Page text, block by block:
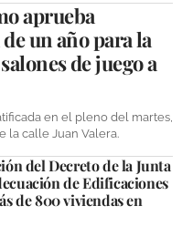
aprueba
un año para la
de juego a
en el pleno del martes,
la calle Juan Valera.
del Decreto de la Junta
de Edificaciones
de 800 viviendas en